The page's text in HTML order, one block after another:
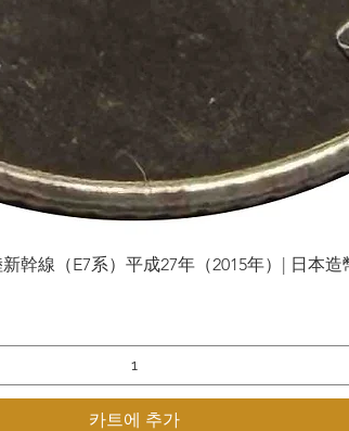
제품보기
幹線（E7系）平成27年（2015年）| 日本
카트에 추가